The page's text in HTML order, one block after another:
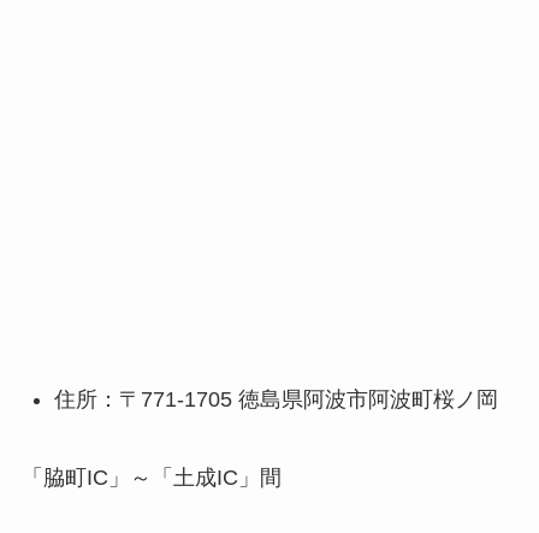
住所：〒771-1705 徳島県阿波市阿波町桜ノ岡
「脇町IC」～「土成IC」間